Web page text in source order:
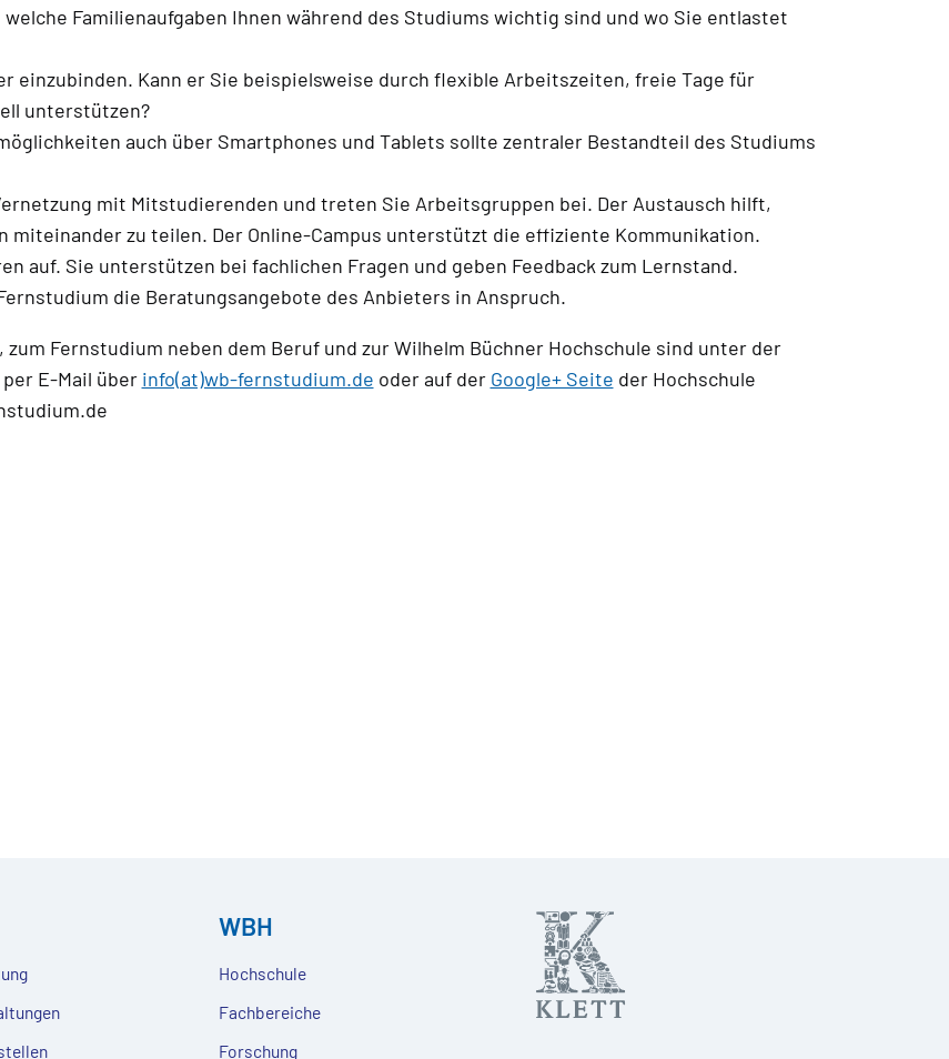
Familienaufgaben Ihnen während des Studiums wichtig sind und wo Sie entlastet
einzubinden. Kann er Sie beispielsweise durch flexible Arbeitszeiten, freie Tage für
unterstützen?
auch über Smartphones und Tablets sollte zentraler Bestandteil des Studiums
mit Mitstudierenden und treten Sie Arbeitsgruppen bei. Der Austausch hilft,
miteinander zu teilen. Der Online-Campus unterstützt die effiziente Kommunikation.
auf. Sie unterstützen bei fachlichen Fragen und geben Feedback zum Lernstand.
die Beratungsangebote des Anbieters in Anspruch.
Fernstudium neben dem Beruf und zur Wilhelm Büchner Hochschule sind unter der
E-Mail über info(at)wb-fernstudium.de oder auf der Google+ Seite der Hochschule
WBH
Hochschule
Fachbereiche
Forschung